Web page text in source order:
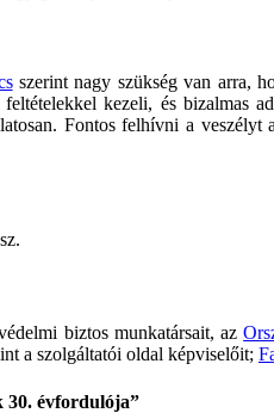
szerint nagy szükség van arra,
kezeli, és bizalmas
Fontos felhívni a
biztos munkatársait, az
a szolgáltatói oldal képviselőit;
30. évfordulója”